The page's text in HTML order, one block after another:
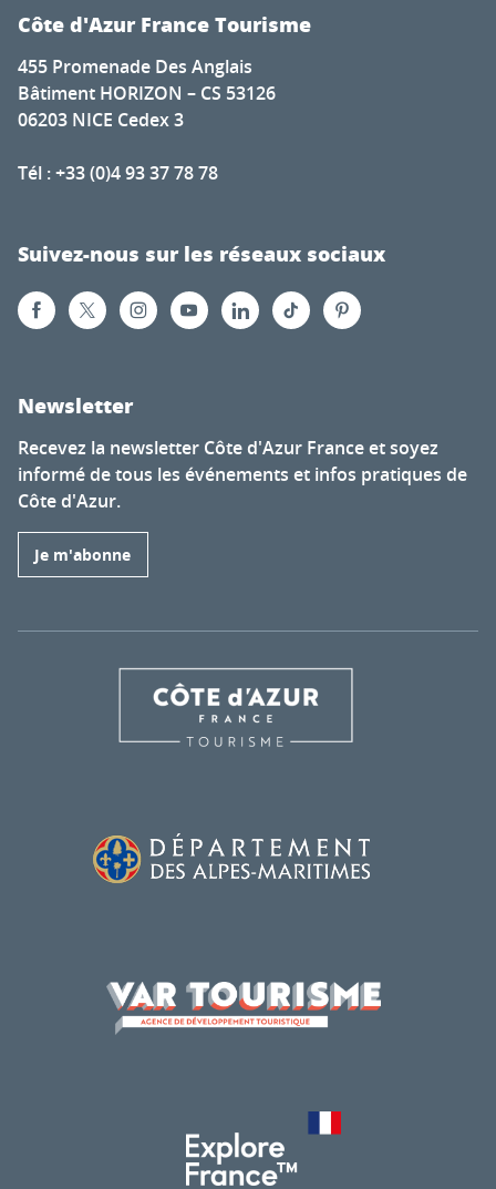
Côte d'Azur France Tourisme
455 Promenade Des Anglais
Bâtiment HORIZON – CS 53126
06203 NICE Cedex 3
Tél : +33 (0)4 93 37 78 78
Suivez-nous sur les réseaux sociaux
Newsletter
Recevez la newsletter Côte d'Azur France et soyez
informé de tous les événements et infos pratiques de
Côte d'Azur.
Je m'abonne